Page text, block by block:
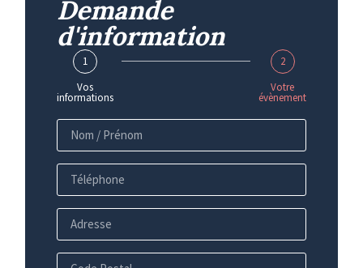
Demande
d'information
1
Vos
informations
2
Votre
évènement